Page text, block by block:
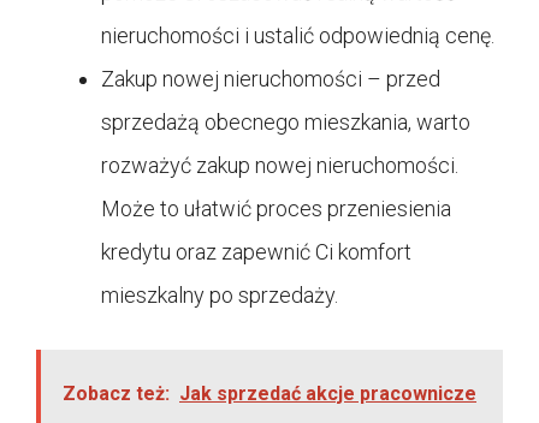
nieruchomości i ustalić odpowiednią cenę.
Zakup nowej nieruchomości – przed
sprzedażą obecnego mieszkania, warto
rozważyć zakup nowej nieruchomości.
Może to ułatwić proces przeniesienia
kredytu oraz zapewnić Ci komfort
mieszkalny po sprzedaży.
Zobacz też: Jak sprzedać akcje pracownicze